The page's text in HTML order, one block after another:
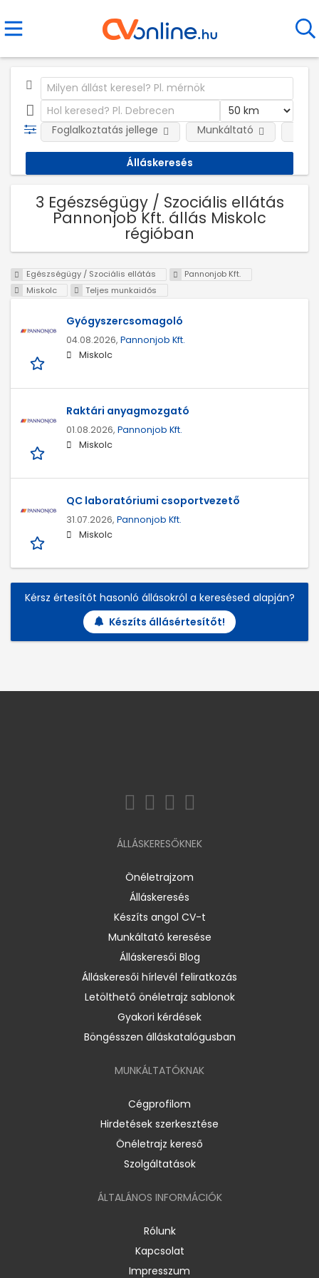
Foglalkoztatás jellege Munkáltató
3 Egészségügy / Szociális ellátás
Pannonjob Kft. állás Miskolc
régióban
Egészségügy / Szociális ellátás
Pannonjob Kft.
Miskolc
Teljes munkaidős
Gyógyszercsomagoló
04.08.2026, Pannonjob Kft.
Miskolc
Raktári anyagmozgató
01.08.2026, Pannonjob Kft.
Miskolc
QC laboratóriumi csoportvezető
31.07.2026, Pannonjob Kft.
Miskolc
Kérsz értesítőt hasonló állásokról a keresésed alapján?
Készíts állásértesítőt!
ÁLLÁSKERESŐKNEK
Önéletrajzom
Álláskeresés
Készíts angol CV-t
Munkáltató keresése
Álláskeresői Blog
Álláskeresői hírlevél feliratkozás
Letölthető önéletrajz sablonok
Gyakori kérdések
Böngésszen álláskatalógusban
MUNKÁLTATÓKNAK
Cégprofilom
Hirdetések szerkesztése
Önéletrajz kereső
Szolgáltatások
ÁLTALÁNOS INFORMÁCIÓK
Rólunk
Kapcsolat
Impresszum